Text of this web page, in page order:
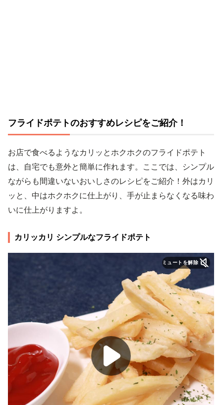
フライドポテトのおすすめレシピをご紹介！
お店で食べるようなカリッとホクホクのフライドポテト
は、自宅でも意外と簡単に作れます。ここでは、シンプル
ながらも間違いないおいしさのレシピをご紹介！外はカリ
ッと、中はホクホクに仕上がり、手が止まらなくなる味わ
いに仕上がりますよ。
カリッカリ シンプルなフライドポテト
ミュートを解除